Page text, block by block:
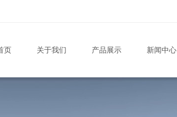
页 关于我们 产品展示 新闻中心